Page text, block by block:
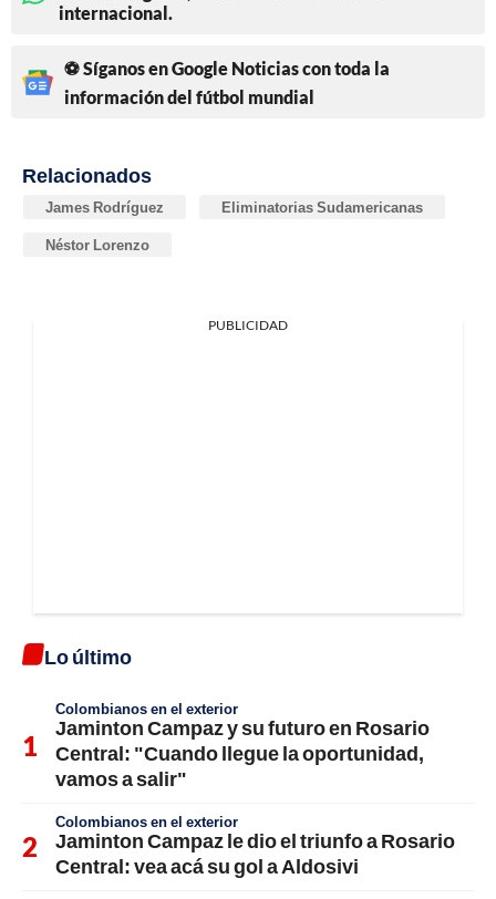
internacional.
⚽ Síganos en Google Noticias con toda la
información del fútbol mundial
Relacionados
James Rodríguez Eliminatorias Sudamericanas
Néstor Lorenzo
PUBLICIDAD
Lo último
Colombianos en el exterior
Jaminton Campaz y su futuro en Rosario
Central: "Cuando llegue la oportunidad,
vamos a salir"
Colombianos en el exterior
Jaminton Campaz le dio el triunfo a Rosario
Central: vea acá su gol a Aldosivi